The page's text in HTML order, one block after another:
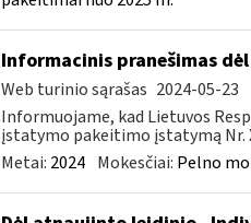
Informacinis pranešimas
Web turinio sąrašas 2024-05-23
Informuojame, kad Lietuvos
įstatymo pakeitimo įstatymą Nr.
Metai: 2024 Mokesčiai: Pelno